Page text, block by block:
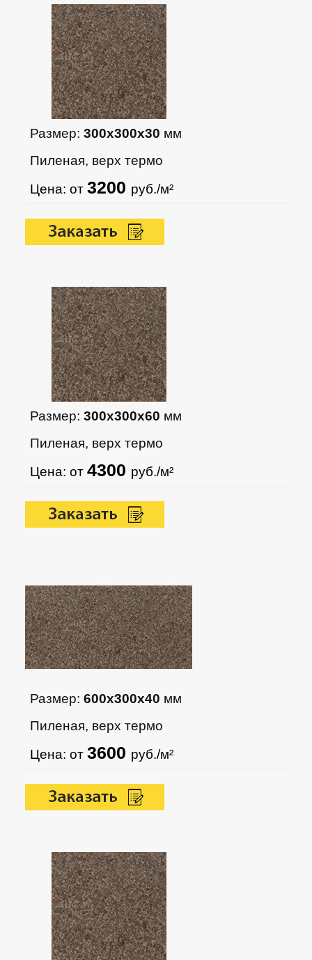
Размер:300х300х30 мм
Пиленая, верх термо
Цена: от3200 руб./м²
Размер:300х300х60 мм
Пиленая, верх термо
Цена: от4300 руб./м²
Размер:600х300х40 мм
Пиленая, верх термо
Цена: от3600 руб./м²